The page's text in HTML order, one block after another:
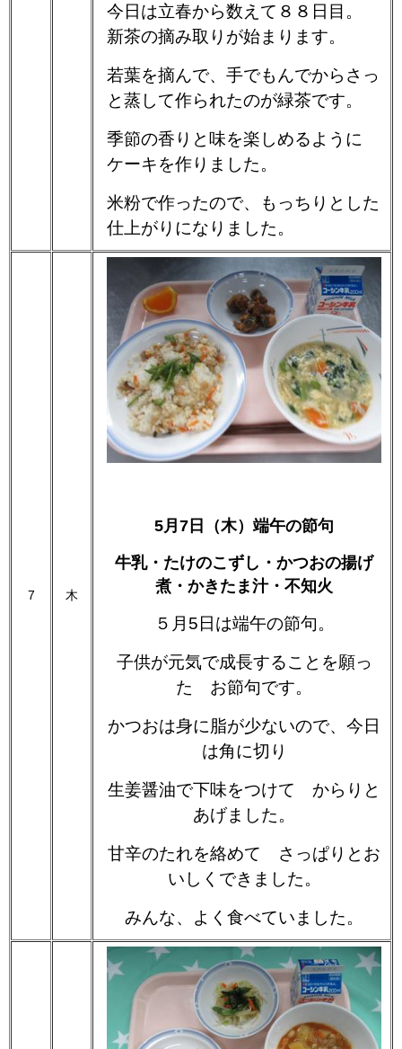
今日は立春から数えて８８日目。
新茶の摘み取りが始まります。
若葉を摘んで、手でもんでからさっ
と蒸して作られたのが緑茶です。
季節の香りと味を楽しめるように
ケーキを作りました。
米粉で作ったので、もっちりとした
仕上がりになりました。
7 木
5月7日（木）端午の節句
牛乳・たけのこずし・かつおの揚げ
煮・かきたま汁・不知火
５月5日は端午の節句。
子供が元気で成長することを願っ
た お節句です。
かつおは身に脂が少ないので、今日
は角に切り
生姜醤油で下味をつけて からりと
あげました。
甘辛のたれを絡めて さっぱりとお
いしくできました。
みんな、よく食べていました。